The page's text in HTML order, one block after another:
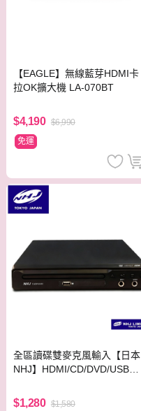
【EAGLE】無線藍芽HDMI卡
拉OK擴大機 LA-070BT
$4,190 $6,990
免運
全區讀碟雙麥克風輸入【日本
NHJ】HDMI/CD/DVD/USB多
卡拉OK播放機
$1,280 $1,580